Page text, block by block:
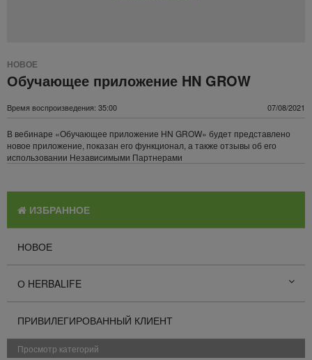
НОВОЕ
Обучающее приложение HN GROW
Время воспроизведения: 35:00 07/08/2021
В вебинаре «Обучающее приложение HN GROW» будет представлено
новое приложение, показан его функционал, а также отзывы об его
использовании Независимыми Партнерами
ИЗБРАННОЕ
НОВОЕ
О HERBALIFE
ПРИВИЛЕГИРОВАННЫЙ КЛИЕНТ
Просмотр категорий